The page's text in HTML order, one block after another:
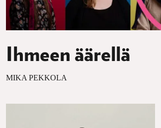
Ihmeen äärellä
MIKA PEKKOLA